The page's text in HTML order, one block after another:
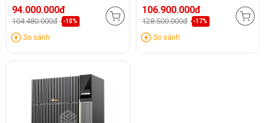
94.000.000đ
104.480.000đ -10%
So sánh
106.900.000đ
128.500.000đ -17%
So sánh